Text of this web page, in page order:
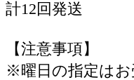
計12回発送
【注意事項】
※曜日の指定はお